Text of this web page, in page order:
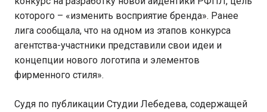
которого – «изменить восприятие бренда». Ранее
лига сообщала, что на одном из этапов конкурса
агентства-участники представили свои идеи и
концепции нового логотипа и элементов
фирменного стиля».
Судя по публикации Студии Лебедева, содержащей